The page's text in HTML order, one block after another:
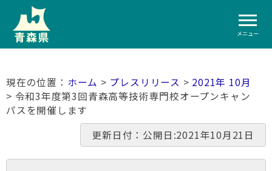
メニュー
ホーム > プレスリリース > 2021年 10月
> 令和3年度第3回青森高等技術専門校オープンキャン
パスを開催します
更新日付：公開日:2021年10月21日